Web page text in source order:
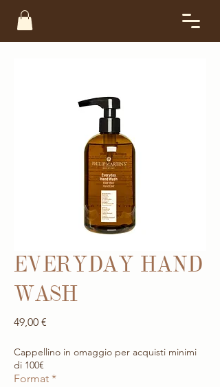
EVERYDAY HAND
WASH
49,00 €
Cappellino in omaggio per acquisti minimi
di 100€
Format *